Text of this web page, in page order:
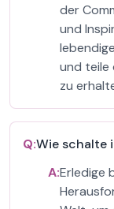
der
und
und teile
zu
Q:Wie schalte
A:Erledige